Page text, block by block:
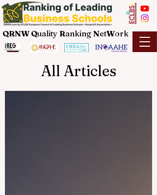
QRNW Quality Ranking NetWork
All Articles